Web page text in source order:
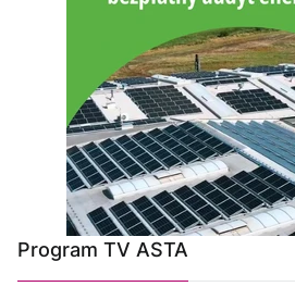
Program TV ASTA